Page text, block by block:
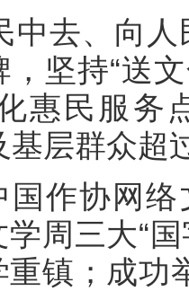
中去、向
坚持“送
惠民服务
基层群众超
国作协网
周三大“
镇；成功